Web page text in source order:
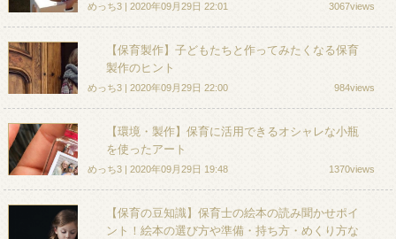
めっち3 | 2020年09月29日 22:01 3067views
【保育製作】子どもたちと作ってみたくなる保育
製作のヒント
めっち3 | 2020年09月29日 22:00 984views
【環境・製作】保育に活用できるオシャレな小瓶
を使ったアート
めっち3 | 2020年09月29日 19:48 1370views
【保育の豆知識】保育士の絵本の読み聞かせポイ
ント！絵本の選び方や準備・持ち方・めくり方な